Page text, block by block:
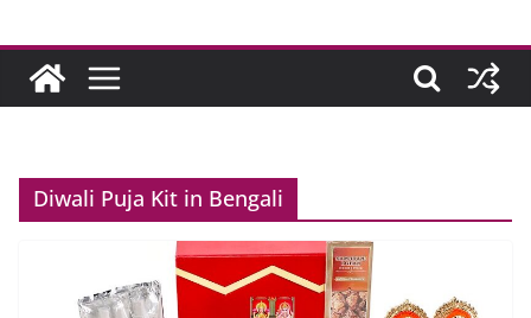
Diwali Puja Kit in Bengali